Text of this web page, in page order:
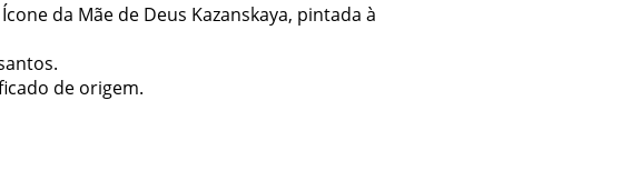
da Mãe de Deus Kazanskaya, pintada à
de origem.